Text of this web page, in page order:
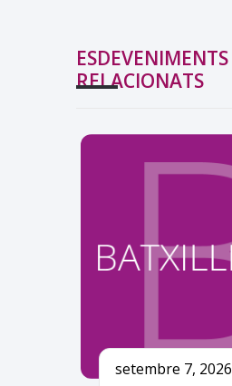
ESDEVENIMENTS
RELACIONATS
setembre 7, 2026